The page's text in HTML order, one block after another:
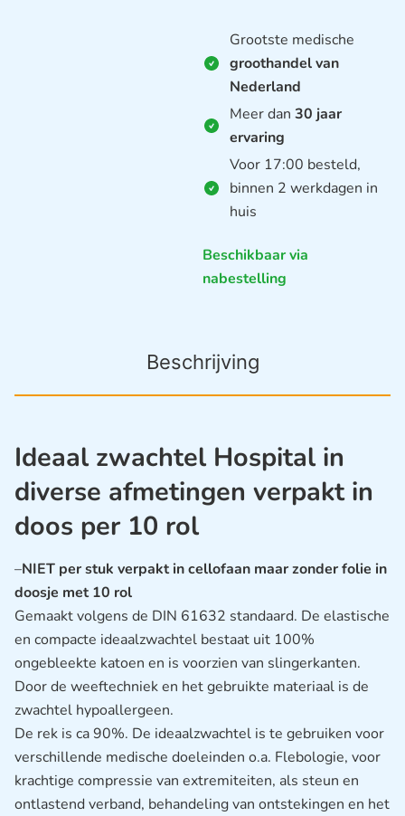
Grootste medische
groothandel van
Nederland
Meer dan 30 jaar
ervaring
Voor 17:00 besteld,
binnen 2 werkdagen in
huis
Beschikbaar via
nabestelling
Beschrijving
Ideaal zwachtel Hospital in
diverse afmetingen verpakt in
doos per 10 rol
–NIET per stuk verpakt in cellofaan maar zonder folie in
doosje met 10 rol
Gemaakt volgens de DIN 61632 standaard. De elastische
en compacte ideaalzwachtel bestaat uit 100%
ongebleekte katoen en is voorzien van slingerkanten.
Door de weeftechniek en het gebruikte materiaal is de
zwachtel hypoallergeen.
De rek is ca 90%. De ideaalzwachtel is te gebruiken voor
verschillende medische doeleinden o.a. Flebologie, voor
krachtige compressie van extremiteiten, als steun en
ontlastend verband, behandeling van ontstekingen en het